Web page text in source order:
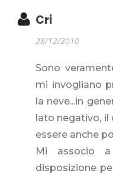
Cri
28/12/2010
Sono
mi invogliano
la neve...in
lato negativo, il
essere anche
Mi associo
disposizione